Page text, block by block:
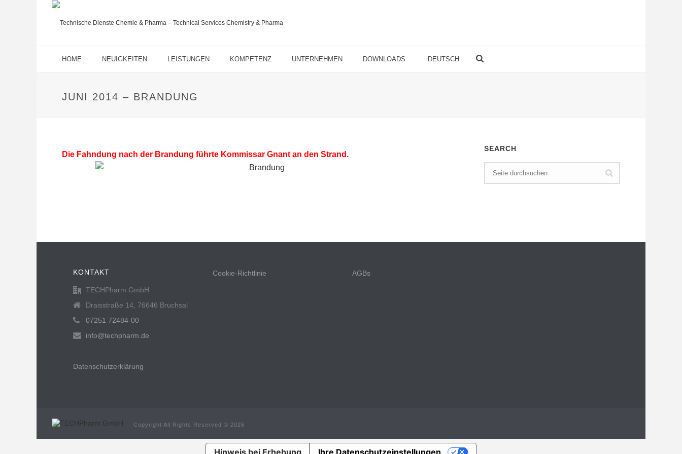
HOME NEUIGKEITEN LEISTUNGEN KOMPETENZ UNTERNEHMEN DOWNLOADS DEUTSCH
JUNI 2014 – BRANDUNG
Die Fahndung nach der Brandung führte Kommissar Gnant an den Strand.
SEARCH
KONTAKT
TECHPharm GmbH
Draisstraße 14, 76646 Bruchsal
07251 72484-00
info@techpharm.de
Datenschutzerklärung
Cookie-Richtlinie AGBs
Copyright All Rights Reserved © 2026
Hinweis bei Erhebung Ihre Datenschutzeinstellungen